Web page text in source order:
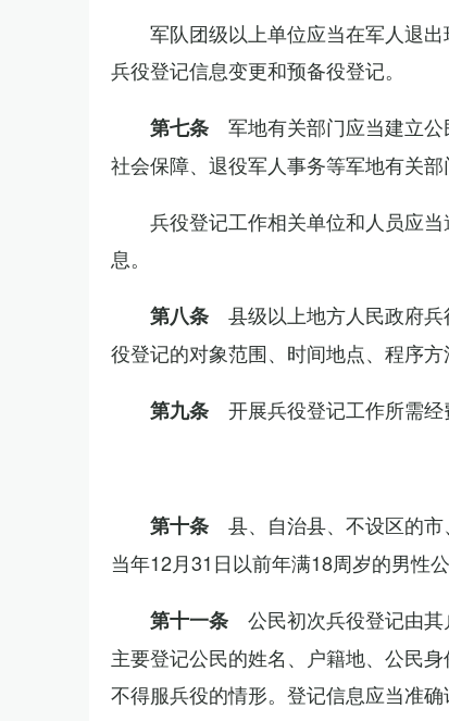
军队团级以上单位应当在军人退
兵役登记信息变更和预备役登记。
第七条 军地有关部门应当建立
社会保障、退役军人事务等军地有关
兵役登记工作相关单位和人员应
息。
第八条 县级以上地方人民政府
役登记的对象范围、时间地点、程序方
第九条 开展兵役登记工作所需
第十条 县、自治县、不设区的
当年12月31日以前年满18周岁的男性
第十一条 公民初次兵役登记由
主要登记公民的姓名、户籍地、公民
不得服兵役的情形。登记信息应当准确